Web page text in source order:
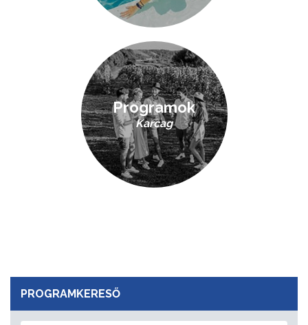
Programok
Karcag
PROGRAMKERESŐ